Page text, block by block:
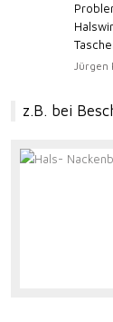
Jürgen
z.B. bei